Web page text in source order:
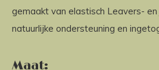
gemaakt van elastisch Leavers-
natuurlijke ondersteuning en
Maat: